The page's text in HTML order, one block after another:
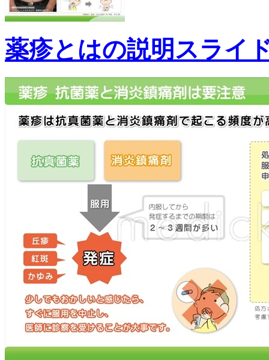
薬疹とはの説明スライ